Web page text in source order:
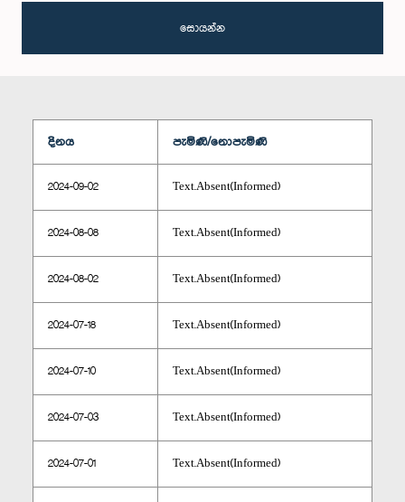
සොයන්න
දිනය පැමිණි/නොපැමිණි
2024-09-02 Text.Absent(Informed)
2024-08-08 Text.Absent(Informed)
2024-08-02 Text.Absent(Informed)
2024-07-18 Text.Absent(Informed)
2024-07-10 Text.Absent(Informed)
2024-07-03 Text.Absent(Informed)
2024-07-01 Text.Absent(Informed)